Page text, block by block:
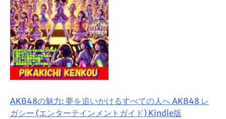
AKB48の魅力: 夢を追いかけるすべての人へ AKB48 レ
ガシー (エンターテインメントガイド) Kindle版